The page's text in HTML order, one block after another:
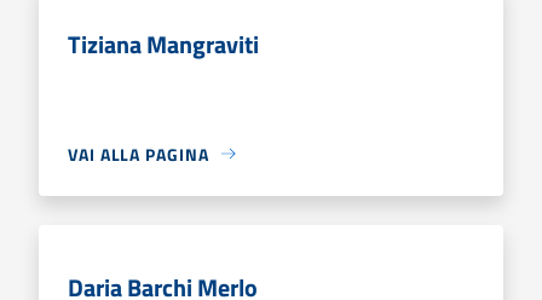
Tiziana Mangraviti
VAI ALLA PAGINA
Daria Barchi Merlo